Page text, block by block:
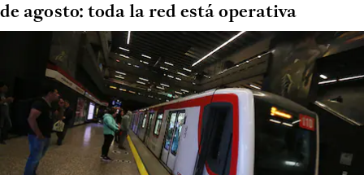
de agosto: toda la red está operativa